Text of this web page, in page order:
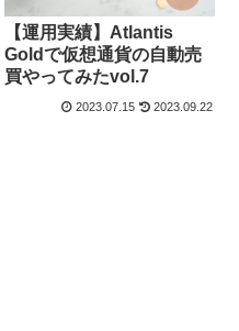
【運用実績】Atlantis
Goldで仮想通貨の自動売
買やってみたvol.7
2023.07.15 2023.09.22